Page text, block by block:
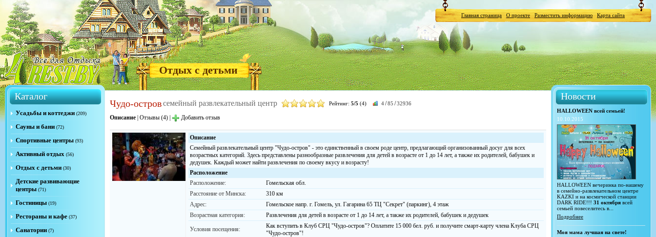
Главная страница О проекте Разместить информацию Карта сайта
Отдых с детьми
Каталог
Усадьбы и коттеджи (209)
Сауны и бани (72)
Спортивные центры (93)
Активный отдых (56)
Отдых с детьми (30)
Детские развивающие
центры (71)
Гостиницы (19)
Рестораны и кафе (37)
Санатории (7)
Чудо-островсемейный развлекательный центр Рейтинг: 5/5 (4) 4/85 /32936
Описание Отзывы (4) Добавить отзыв
Описание
Семейный развлекательный центр "Чудо-остров" - это единственный в своем роде центр, предлагающий организованный досуг для всех
возрастных категорий. Здесь представлены разнообразные развлечения для детей в возрасте от 1 до 14 лет, а также их родителей, бабушек и
дедушек. Каждый может найти развлечения по своему вкусу и возрасту!
Расположение
Расположение:
Гомельская обл.
Расстояние от Минска:
310 км
Адрес:
Гомельское напр. г. Гомель, ул. Гагарина 65 ТЦ "Секрет" (паркинг), 4 этаж
Возрастная категория:
Развлечения для детей в возрасте от 1 до 14 лет, а также их родителей, бабушек и дедушек
Условия посещения:
Как вступить в Клуб СРЦ "Чудо-остров"? Оплатите 15 000 бел. руб. и получите смарт-карту члена Клуба СРЦ
"Чудо-остров"!
Новости
HALLOWEEN всей семьей!
10.10.2015
HALLOWEEN вечеринка по-нашему
в семейно-развлекательном центре
KAZKI и на космической станции
DARK RIDE!!! 31 октября всей
семьей повеселитесь в...
Подробнее
Моя мама лучшая на свете!